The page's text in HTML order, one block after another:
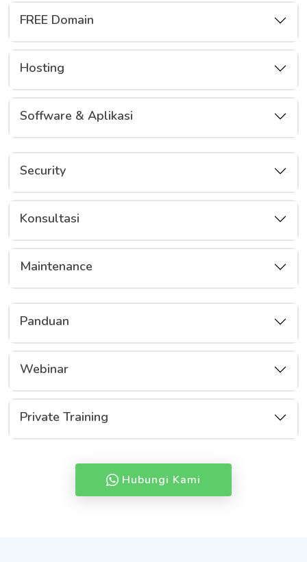
FREE Domain
Hosting
Soffware & Aplikasi
Security
Konsultasi
Maintenance
Panduan
Webinar
Private Training
Hubungi Kami